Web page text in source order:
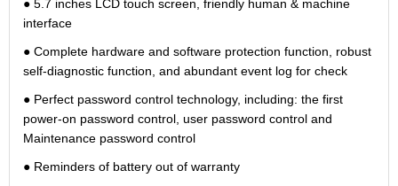
● 5.7 inches LCD touch screen, friendly human & machine
interface
● Complete hardware and software protection function, robust
self-diagnostic function, and abundant event log for check
● Perfect password control technology, including: the first
power-on password control, user password control and
Maintenance password control
● Reminders of battery out of warranty